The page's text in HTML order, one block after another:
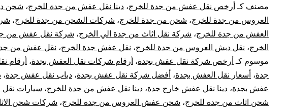
من
جدة
الي
الخرج
مصنف كـ أرخص نقل عفش من جدة للخرج، دينا نقل عفش من جدة للخرج، شحن
العروس من جدة للخرج، شحن من جدة للخرج، شركات الشحن من جدة للخرج،
العفش من جدة للخرج، شركة نقل اثاث من جدة الي الخرج، شركة نقل عفش من
الخرج، نقل دبش العروس من جدة للخرج، نقل عفش جدة الخرج، نقل عفش من
موسوم كـ أرخص شركة نقل عفش بجدة، أرقام شركات نقل العفش بجدة، أرقام
جدة، أسعار نقل العفش بجدة، أفضل شركة نقل عفش بجدة، دباب نقل عفش جدة،
عفش بجدة، دينا نقل عفش خارج جدة، دينا نقل عفش من جدة للخرج، سيارات
شحن اثاث من جدة للخرج، شحن عفش العروس من جدة للخرج، شركات شحن